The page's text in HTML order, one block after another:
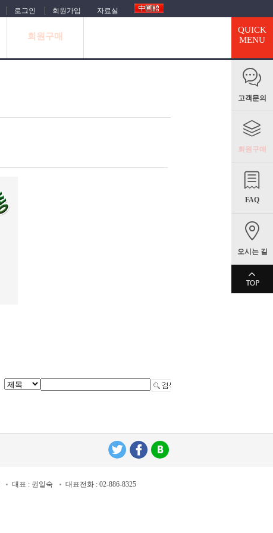
QUICK
MENU
고객문의
회원구매
FAQ
오시는 길
로그인 회원가입 자료실
회원구매
대표 : 권일숙
대표전화 : 02-886-8325